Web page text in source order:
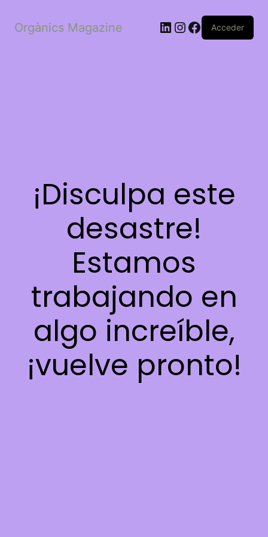
Orgànics Magazine LinkedIn
Instagram
Facebook
Acceder
¡Disculpa este
desastre!
Estamos
trabajando en
algo increíble,
¡vuelve pronto!